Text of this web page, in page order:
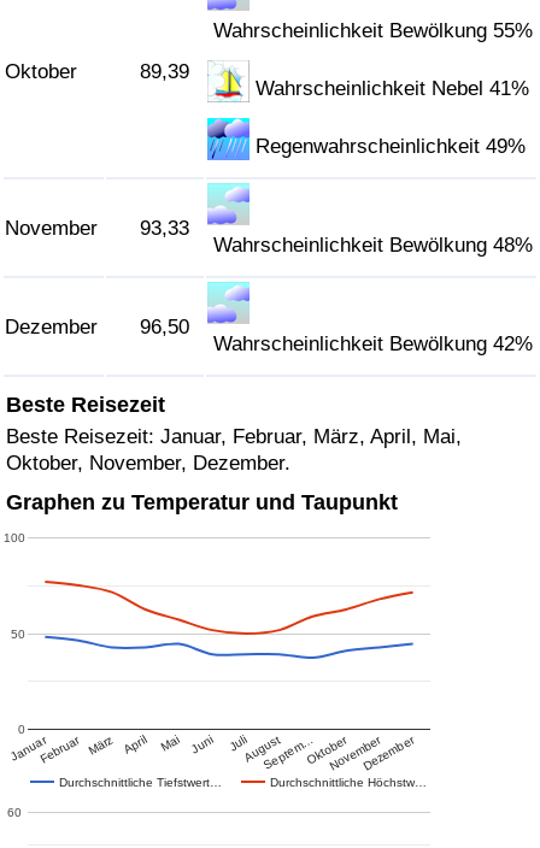
Oktober 89,39
Wahrscheinlichkeit Bewölkung 55%
Wahrscheinlichkeit Nebel 41%
Regenwahrscheinlichkeit 49%
November 93,33
Wahrscheinlichkeit Bewölkung 48%
Dezember 96,50
Wahrscheinlichkeit Bewölkung 42%
Beste Reisezeit
Beste Reisezeit: Januar, Februar, März, April, Mai,
Oktober, November, Dezember.
Graphen zu Temperatur und Taupunkt
Durchschnittliche Tiefstwert… Durchschnittliche Höchstw…
JanuarFebruar März April Mai Juni JuliAugustSeptem…OktoberNovemberDezember
0
50
100
60